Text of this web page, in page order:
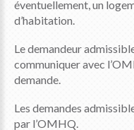
éventuellement, un
d’habitation.
Le demandeur
communiquer avec
demande.
Les demandes
par l’OMHQ.